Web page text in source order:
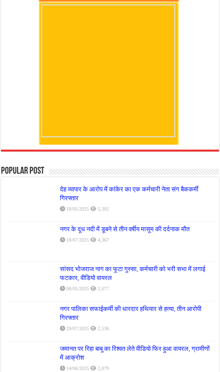
Popular Post
देह व्यापार के आरोप में कांकेर का एक कर्मचारी नेता संग बैककर्मी
गिरफ्तार
18/05/2025 5,392
नगर के दूध नदी में डूबने से तीन वर्षीय मासूम की दर्दनाक मौत
18/07/2025 4,367
सांसद भोजराज नाग का फूटा गुस्सा, कर्मचारी को भरी सभा में लगाई
फटकार, वीडियो वायरल
08/05/2025 2,677
नगर पालिका सफाईकर्मी की धारदार हथियार से हत्या, तीन आरोपी
गिरफ्तार
29/07/2025 2,536
जमानत पर रिहा बाबू का रिश्वत लेते वीडियो फिर हुआ वायरल, ग्रामीणों
में आक्रोश
14/06/2025 2,079